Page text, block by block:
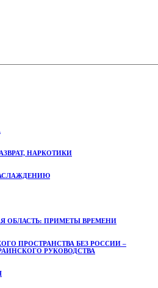
НАРКОТИКИ
ОБЛАСТЬ: ПРИМЕТЫ ВРЕМЕНИ
ПРОСТРАНСТВА БЕЗ РОССИИ –
РУКОВОДСТВА